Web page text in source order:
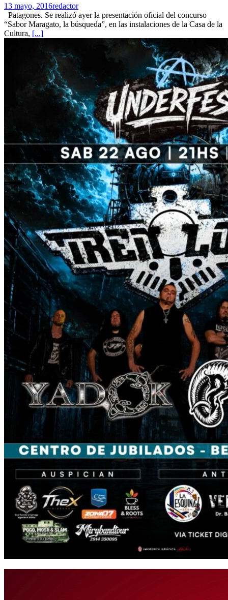
13 mayo, 2016redactor
Patagones. Se realizó ayer la presentación oficial del concurso
“Sabor Maragato, la búsqueda”, en las instalaciones de la Casa de la
Cultura, [...]